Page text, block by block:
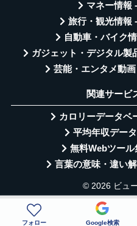
マネー情報
旅行・観光情報
自動車・バイク
ガジェット・デジタル製
芸能・エンタメ動
関連サービ
カロリーデータベ
平均年収デー
無料Webツー
言葉の意味・違い
© 2026 ビュ
フォロー Google検索